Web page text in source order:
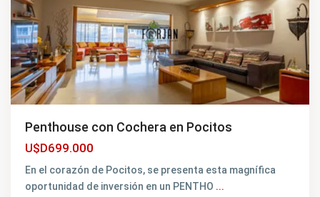
Penthouse con Cochera en Pocitos
U$D699.000
En el corazón de Pocitos, se presenta esta magnífica
oportunidad de inversión en un PENTHO ...